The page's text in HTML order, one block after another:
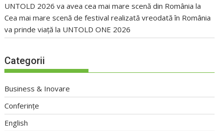
UNTOLD 2026 va avea cea mai mare scenă din România la
Cea mai mare scenă de festival realizată vreodată în România
va prinde viață la UNTOLD ONE 2026
Categorii
Business & Inovare
Conferințe
English